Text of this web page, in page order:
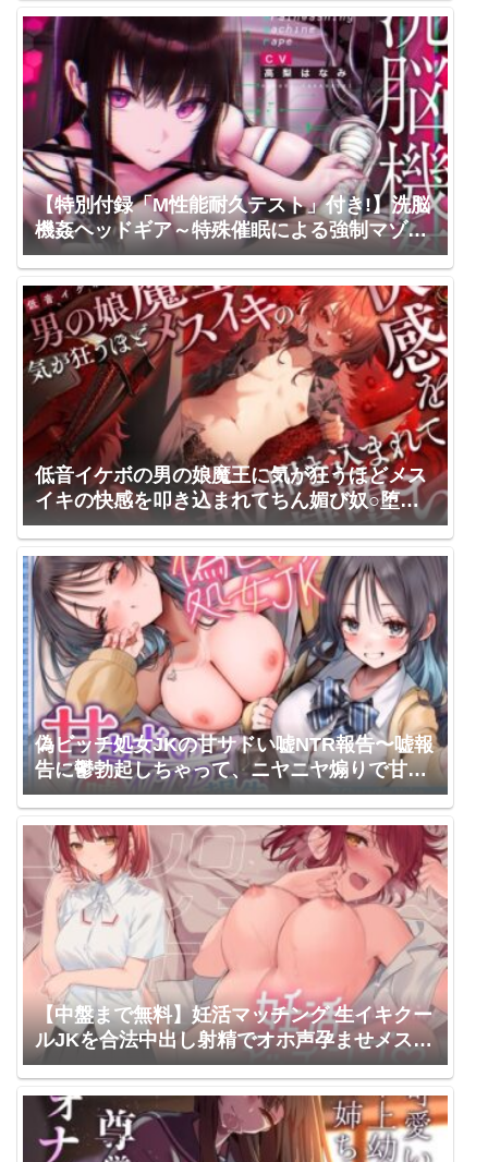
りふれぼ / 陽向葵ゅか
【特別付録「M性能耐久テスト」付き!】洗脳
機姦ヘッドギア～特殊催眠による強制マゾ化
とその結末～【オーダーメイド催眠】 空心菜
館 / 高梨はなみ
低音イケボの男の娘魔王に気が狂うほどメス
イキの快感を叩き込まれてちん媚び奴○堕ち /
ホワイト×ラバーズ / 大山チロル
偽ビッチ処女JKの甘サドい嘘NTR報告〜嘘報
告に鬱勃起しちゃって、ニヤニヤ煽りで甘責
めされちゃう俺〜【純愛マゾいじめ】《!3大
早期購入特典!》 スタジオりふれぼ / 陽向葵ゅ
か
【中盤まで無料】妊活マッチング 生イキクー
ルJKを合法中出し射精でオホ声孕ませメス堕
ち♪【低音オホ声/バイノーラル】 Arche-